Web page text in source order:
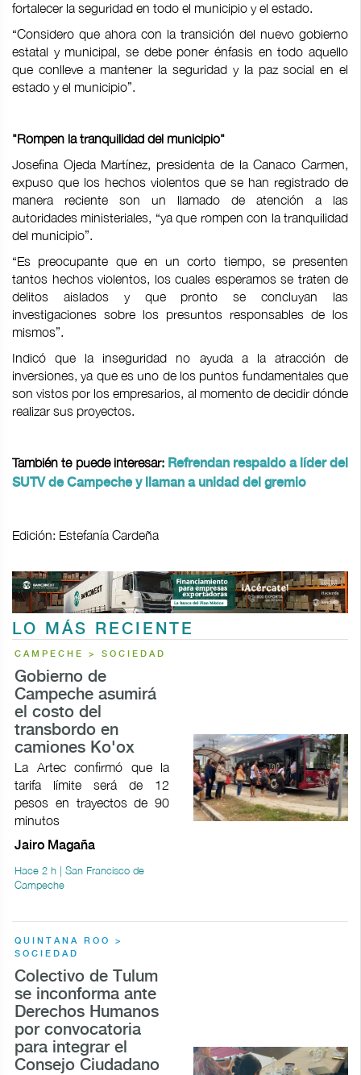
fortalecer la seguridad en todo el municipio y el estado.
“Considero que ahora con la transición del nuevo gobierno
estatal y municipal, se debe poner énfasis en todo aquello
que conlleve a mantener la seguridad y la paz social en el
estado y el municipio”.
"Rompen la tranquilidad del municipio"
Josefina Ojeda Martínez, presidenta de la Canaco Carmen,
expuso que los hechos violentos que se han registrado de
manera reciente son un llamado de atención a las
autoridades ministeriales, “ya que rompen con la tranquilidad
del municipio”.
“Es preocupante que en un corto tiempo, se presenten
tantos hechos violentos, los cuales esperamos se traten de
delitos aislados y que pronto se concluyan las
investigaciones sobre los presuntos responsables de los
mismos”.
Indicó que la inseguridad no ayuda a la atracción de
inversiones, ya que es uno de los puntos fundamentales que
son vistos por los empresarios, al momento de decidir dónde
realizar sus proyectos.
También te puede interesar: Refrendan respaldo a líder del
SUTV de Campeche y llaman a unidad del gremio
Edición: Estefanía Cardeña
LO MÁS RECIENTE
CAMPECHE > SOCIEDAD
Gobierno de
Campeche asumirá
el costo del
transbordo en
camiones Ko'ox
La Artec confirmó que la
tarifa límite será de 12
pesos en trayectos de 90
minutos
Jairo Magaña
Hace 2 h | San Francisco de
Campeche
QUINTANA ROO >
SOCIEDAD
Colectivo de Tulum
se inconforma ante
Derechos Humanos
por convocatoria
para integrar el
Consejo Ciudadano